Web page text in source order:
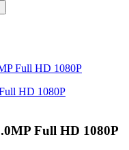
Full HD 1080P
Full HD 1080P